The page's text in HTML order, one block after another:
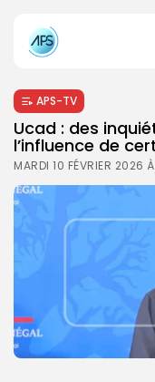
APS-TV
Ucad : des
l’influence de
MARDI 10 FÉVRIER 2026